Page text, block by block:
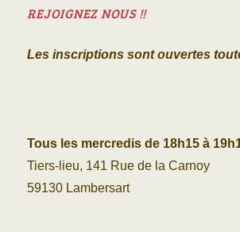
REJOIGNEZ NOUS !!
Les inscriptions sont ouvertes
Tous les mercredis de 18h15 à
Tiers-lieu, 141 Rue de la Carnoy
59130 Lambersart